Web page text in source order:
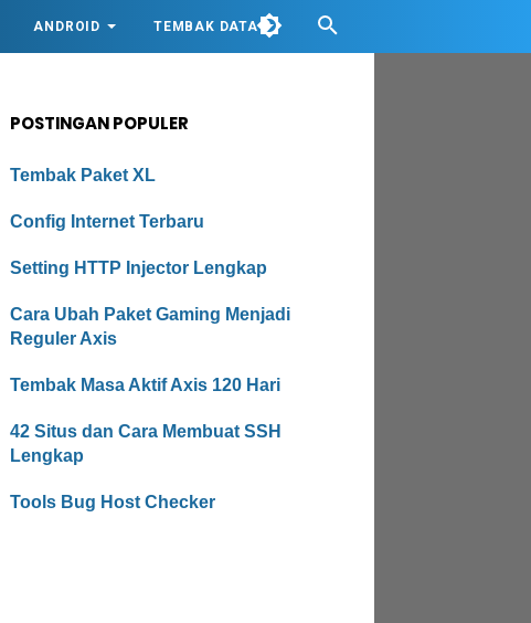
ANDROID TEMBAK DATA
POSTINGAN POPULER
Tembak Paket XL
Config Internet Terbaru
Setting HTTP Injector Lengkap
Cara Ubah Paket Gaming Menjadi
Reguler Axis
Tembak Masa Aktif Axis 120 Hari
42 Situs dan Cara Membuat SSH
Lengkap
Tools Bug Host Checker